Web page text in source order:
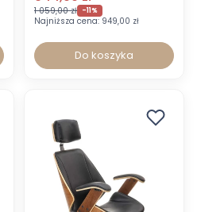
1 059,00 zł -11%
Najniższa cena: 949,00 zł
Do koszyka